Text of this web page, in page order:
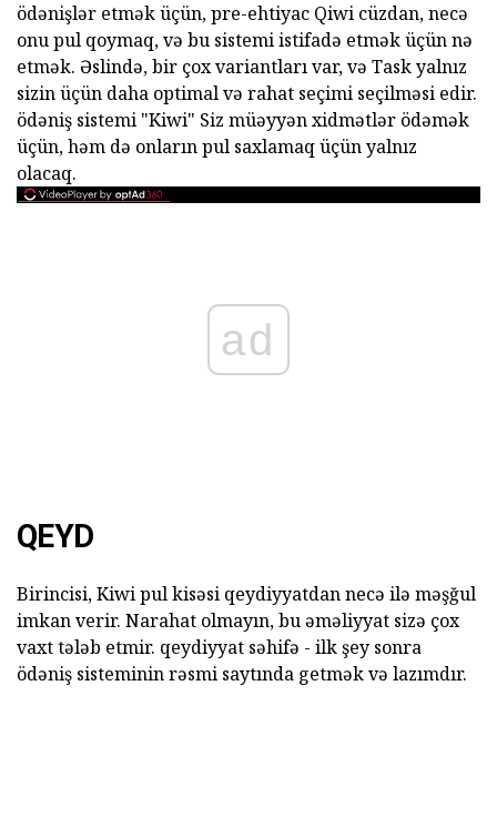
ödənişlər etmək üçün, pre-ehtiyac Qiwi cüzdan, necə
onu pul qoymaq, və bu sistemi istifadə etmək üçün nə
etmək. Əslində, bir çox variantları var, və Task yalnız
sizin üçün daha optimal və rahat seçimi seçilməsi edir.
ödəniş sistemi "Kiwi" Siz müəyyən xidmətlər ödəmək
üçün, həm də onların pul saxlamaq üçün yalnız
olacaq.
ad
QEYD
Birincisi, Kiwi pul kisəsi qeydiyyatdan necə ilə məşğul
imkan verir. Narahat olmayın, bu əməliyyat sizə çox
vaxt tələb etmir. qeydiyyat səhifə - ilk şey sonra
ödəniş sisteminin rəsmi saytında getmək və lazımdır.